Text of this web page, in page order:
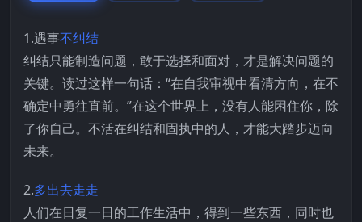
1.遇事不纠结
纠结只能制造问题，敢于选择和面对，才是解决问题的
关键。读过这样一句话：“在自我审视中看清方向，在不
确定中勇往直前。”在这个世界上，没有人能困住你，除
了你自己。不活在纠结和固执中的人，才能大踏步迈向
未来。
2.多出去走走
人们在日复一日的工作生活中，得到一些东西，同时也